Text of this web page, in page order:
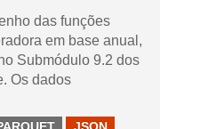
das funções
em base anual,
Submódulo 9.2 dos
Os dados